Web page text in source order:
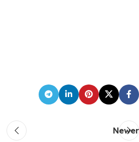
Newer